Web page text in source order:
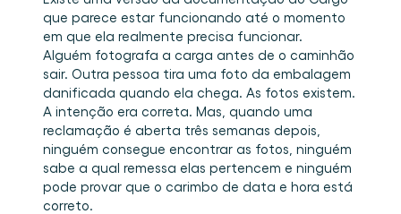
Quem somos
execução que faltava na logística.
Carreiras
Venha para o nosso time e ajude a tornar a
movimentação de materiais visível.
Cases de sucesso
Resultados que LSPs e embarcadores alcançam
com a Cargosnap.
Fale conosco
Tem alguma dúvida? Estamos a uma mensagem
de distância.
Programa de Indicação
Integrações
atual.
Eventos que participamos e sessões que
organizamos. Online e presencial.
Checklists
Checklists gratuitos para sua operação, prontos
para usar desde o primeiro dia.
que parece estar funcionando até o momento
em que ela realmente precisa funcionar.
Alguém fotografa a carga antes de o caminhão
sair. Outra pessoa tira uma foto da embalagem
danificada quando ela chega. As fotos existem.
A intenção era correta. Mas, quando uma
reclamação é aberta três semanas depois,
ninguém consegue encontrar as fotos, ninguém
sabe a qual remessa elas pertencem e ninguém
pode provar que o carimbo de data e hora está
correto.